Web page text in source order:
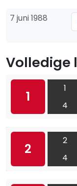
7 juni 1988
Volledige
1
1
4
2
2
4